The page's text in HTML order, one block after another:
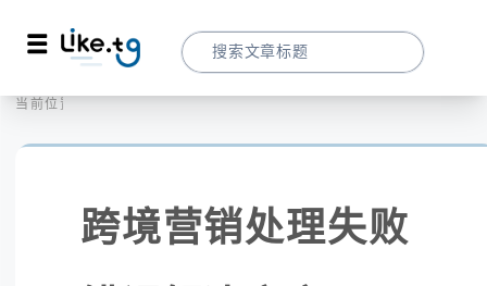
当前位置：
跨境营销处理失败